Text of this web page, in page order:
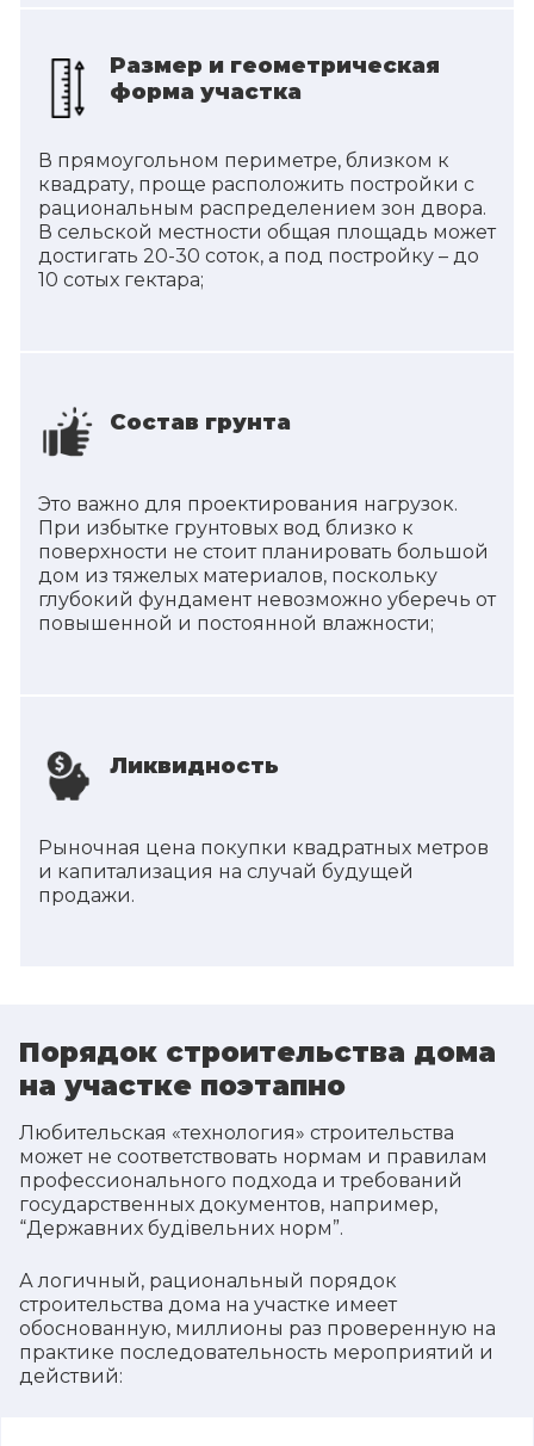
Размер и геометрическая
форма участка
В прямоугольном периметре, близком к
квадрату, проще расположить постройки с
рациональным распределением зон двора.
В сельской местности общая площадь может
достигать 20-30 соток, а под постройку – до
10 сотых гектара;
Состав грунта
Это важно для проектирования нагрузок.
При избытке грунтовых вод близко к
поверхности не стоит планировать большой
дом из тяжелых материалов, поскольку
глубокий фундамент невозможно уберечь от
повышенной и постоянной влажности;
Ликвидность
Рыночная цена покупки квадратных метров
и капитализация на случай будущей
продажи.
Порядок строительства дома
на участке поэтапно
Любительская «технология» строительства
может не соответствовать нормам и правилам
профессионального подхода и требований
государственных документов, например,
“Державних будівельних норм”.
А логичный, рациональный порядок
строительства дома на участке имеет
обоснованную, миллионы раз проверенную на
практике последовательность мероприятий и
действий: